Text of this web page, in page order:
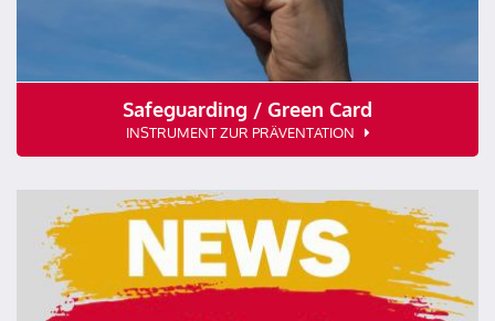
Safeguarding / Green Card
INSTRUMENT ZUR PRÄVENTATION